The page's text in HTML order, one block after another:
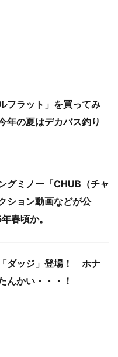
フラット」を買ってみ
の夏はデカバス釣り
グミノー「CHUB（チャ
ション動画などが公
春頃か。
ダッジ」登場！ ホナ
んかい・・・！